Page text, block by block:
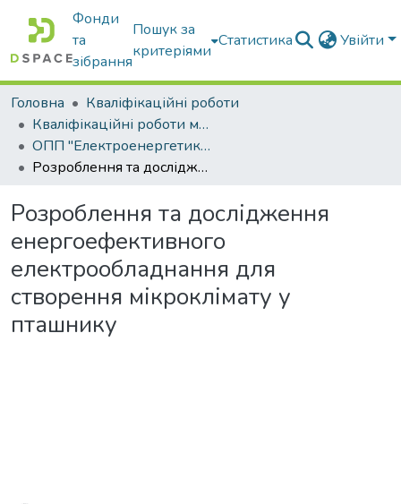
Фонди
та
зібрання
Пошук за
критеріями
Статистика Увійти
Головна
Кваліфікаційні роботи
Кваліфікаційні роботи магістрів
ОПП "Електроенергетика, електротехніка та електромеханіка"
Розроблення та дослідження енергоефективного електрообладнання для створення мікроклімату у пташнику
Розроблення та дослідження
енергоефективного
електрообладнання для
створення мікроклімату у
пташнику